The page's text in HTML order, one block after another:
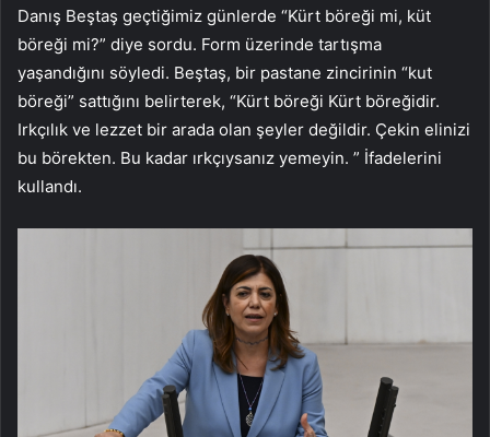
Danış Beştaş geçtiğimiz günlerde “Kürt böreği mi, küt
böreği mi?” diye sordu. Form üzerinde tartışma
yaşandığını söyledi. Beştaş, bir pastane zincirinin “kut
böreği” sattığını belirterek, “Kürt böreği Kürt böreğidir.
Irkçılık ve lezzet bir arada olan şeyler değildir. Çekin elinizi
bu börekten. Bu kadar ırkçıysanız yemeyin. ” İfadelerini
kullandı.